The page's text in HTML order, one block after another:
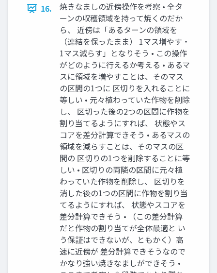
16.
焼きなましの近傍操作を考察 • 全タ
ーンの収穫領域を持って焼くのだか
ら、 近傍は「あるターンの領域を
（連結を保ったまま） 1マス増やす・
1マス減らす」となりそう • この操作
がどのように行えるか考える • あるマ
スに領域を増やすことは、そのマス
の区間の1つに 区切りを入れることに
等しい • 元々植わっていた作物を削除
し、 区切った後の2つの区間に作物を
割り当てるようにすれば、 状態やス
コアを差分計算できそう • あるマスの
領域を減らすことは、そのマスの区
間の 区切りの1つを削除することに等
しい • 区切りの両隣の区間に元々植
わっていた作物を削除し、 区切りを
消した後の1つの区間に作物を割り当
てるようにすれば、 状態やスコアを
差分計算できそう • （この差分計算
だと作物の割り当てが全体最適と い
う保証はできないが、ともかく）高
速に近傍が 差分計算できそうなので
かなり強い焼きなましができそう •